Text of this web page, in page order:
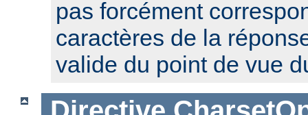
pas forcément
caractères de la
valide du point de vue